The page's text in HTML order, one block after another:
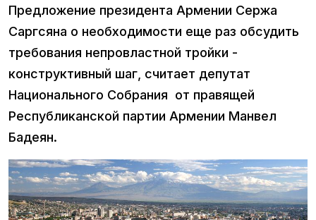
Предложение президента Армении Сержа
Саргсяна о необходимости еще раз обсудить
требования непровластной тройки -
конструктивный шаг, считает депутат
Национального Собрания от правящей
Республиканской партии Армении Манвел
Бадеян.